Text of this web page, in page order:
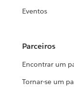
Eventos
Parceiros
Encontrar um
Tornar-se um